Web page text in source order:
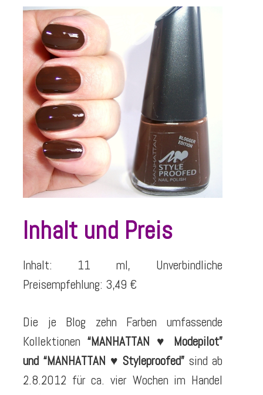
Inhalt und Preis
Inhalt: 11 ml, Unverbindliche
Preisempfehlung: 3,49 €
Die je Blog zehn Farben umfassende
Kollektionen “MANHATTAN ♥ Modepilot”
und “MANHATTAN ♥ Styleproofed” sind ab
2.8.2012 für ca. vier Wochen im Handel